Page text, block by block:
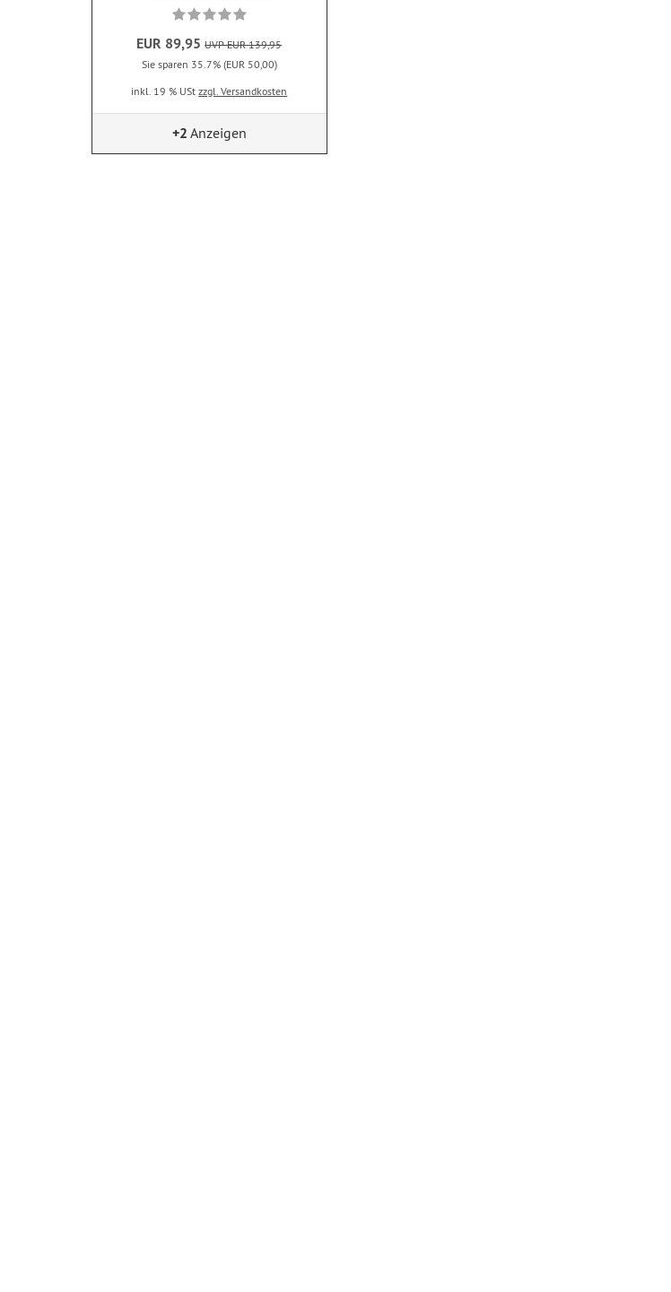
EUR 89,95 UVP EUR 139,95
Sie sparen 35.7% (EUR 50,00)
inkl. 19 % UStzzgl. Versandkosten
+2 Anzeigen